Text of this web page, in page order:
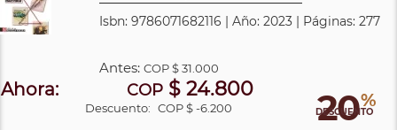
Isbn: 9786071682116 | Año: 2023 | Páginas: 277
20%
DESCUENTO
Antes: COP$ 31.000
Ahora: COP$ 24.800
Descuento: COP $ -6.200